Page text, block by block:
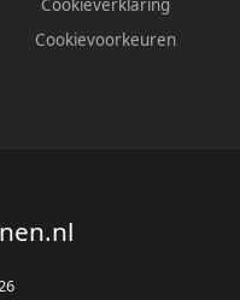
Cookieverklaring
Cookievoorkeuren